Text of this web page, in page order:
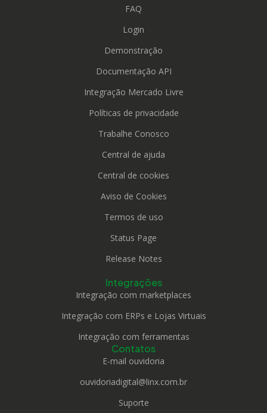
FAQ
Login
Demonstração
Documentação API
Integração Mercado Livre
Políticas de privacidade
Trabalhe Conosco
Central de ajuda
Central de cookies
Aviso de Cookies
Termos de uso
Status Page
Release Notes
Integrações
Integração com marketplaces
Integração com ERPs e Lojas Virtuais
Integração com ferramentas
Contatos
E-mail ouvidoria
ouvidoriadigital@linx.com.br
Suporte